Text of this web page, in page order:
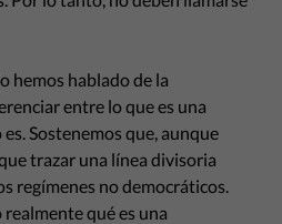
hemos hablado de la
entre lo que es una
Sostenemos que, aunque
trazar una línea divisoria
regímenes no democráticos.
qué es una